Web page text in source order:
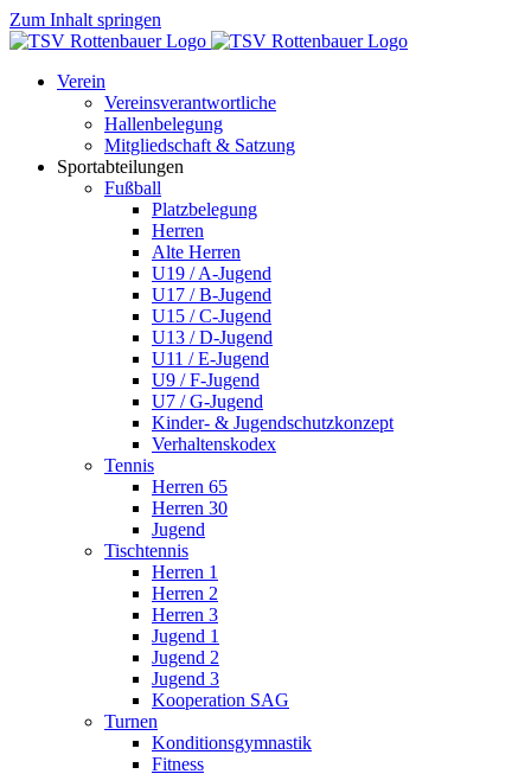
Zum Inhalt springen
Verein
Vereinsverantwortliche
Hallenbelegung
Mitgliedschaft & Satzung
Sportabteilungen
Fußball
Platzbelegung
Herren
Alte Herren
U19 / A-Jugend
U17 / B-Jugend
U15 / C-Jugend
U13 / D-Jugend
U11 / E-Jugend
U9 / F-Jugend
U7 / G-Jugend
Kinder- & Jugendschutzkonzept
Verhaltenskodex
Tennis
Herren 65
Herren 30
Jugend
Tischtennis
Herren 1
Herren 2
Herren 3
Jugend 1
Jugend 2
Jugend 3
Kooperation SAG
Turnen
Konditionsgymnastik
Fitness